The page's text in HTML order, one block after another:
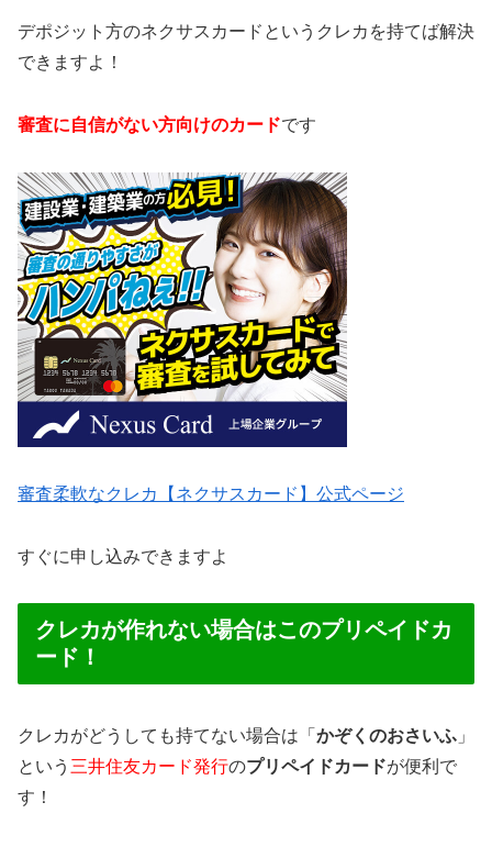
デポジット方のネクサスカードというクレカを持てば解決
できますよ！
審査に自信がない方向けのカードです
審査柔軟なクレカ【ネクサスカード】公式ページ
すぐに申し込みできますよ
クレカが作れない場合はこのプリペイドカ
ード！
クレカがどうしても持てない場合は「 かぞくのおさいふ 」
という 三井住友カード発行のプリペイドカードが便利で
す！